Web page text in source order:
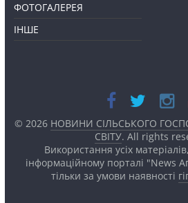
ФОТОГАЛЕРЕЯ
ІНШЕ
© 2026 НОВИНИ СІЛЬСЬКОГО
СВІТУ. All rights
Використання усіх
інформаційному порталі "News
тільки за умови наявності